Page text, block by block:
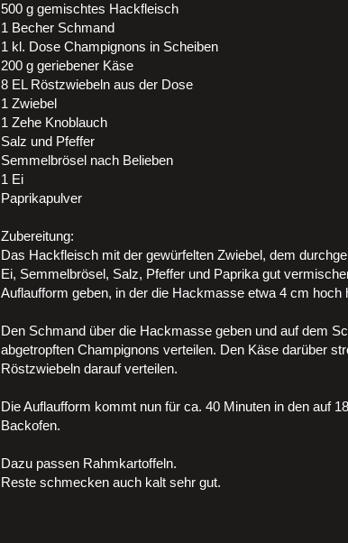
500 g gemischtes Hackfleisch
1 Becher Schmand
1 kl. Dose Champignons in Scheiben
200 g geriebener Käse
8 EL Röstzwiebeln aus der Dose
1 Zwiebel
1 Zehe Knoblauch
Salz und Pfeffer
Semmelbrösel nach Belieben
1 Ei
Paprikapulver
Zubereitung:
Das Hackfleisch mit der gewürfelten Zwiebel, dem
Ei, Semmelbrösel, Salz, Pfeffer und Paprika gut
Auflaufform geben, in der die Hackmasse etwa 4 cm hoch
Den Schmand über die Hackmasse geben und auf dem
abgetropften Champignons verteilen. Den Käse darüber
Röstzwiebeln darauf verteilen.
Die Auflaufform kommt nun für ca. 40 Minuten in den auf
Backofen.
Dazu passen Rahmkartoffeln.
Reste schmecken auch kalt sehr gut.